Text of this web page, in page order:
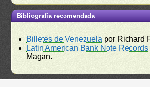
Bibliografía recomendada
Billetes de Venezuela por Richard
Latin American Bank Note Records
Magan.